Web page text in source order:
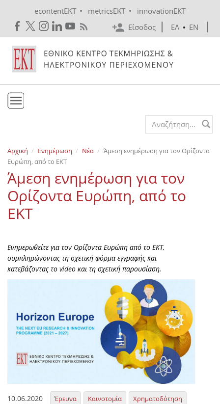
econtentEKT • metricsEKT •
innovationEKT
Είσοδος
ΕΛ • EN
Εκδόσεις
Επικοινωνία
Search form
Αρχική Ενημέρωση Νέα
Άμεση ενημέρωση για τον Ορίζοντα
Ευρώπη, από το ΕΚΤ
Άμεση ενημέρωση για τον
Ορίζοντα Ευρώπη, από το
ΕΚΤ
Ενημερωθείτε για τον Ορίζοντα Ευρώπη από το ΕΚΤ,
συμπληρώνοντας τη σχετική φόρμα εγγραφής και
κατεβάζοντας το video και τη σχετική παρουσίαση.
10.06.2020 Έρευνα Καινοτομία Χρηματοδότηση